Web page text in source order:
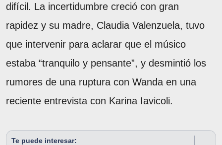
difícil. La incertidumbre creció con gran
rapidez y su madre, Claudia Valenzuela, tuvo
que intervenir para aclarar que el músico
estaba “tranquilo y pensante”, y desmintió los
rumores de una ruptura con Wanda en una
reciente entrevista con Karina Iavicoli.
Te puede interesar: